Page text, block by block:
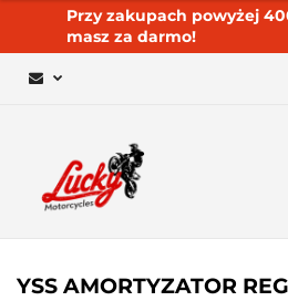
Przy zakupach powyżej
masz za darmo!
YSS AMORTYZATOR